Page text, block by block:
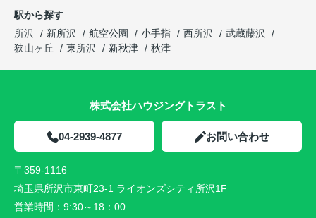
駅から探す
所沢
新所沢 航空公園 小手指 西所沢
武蔵藤沢
狭山ヶ丘
東所沢 新秋津 秋津
株式会社ハウジングトラスト
04-2939-4877 お問い合わせ
〒359-1116
埼玉県所沢市東町23-1 ライオンズシティ所沢1F
営業時間： 9:30～18：00